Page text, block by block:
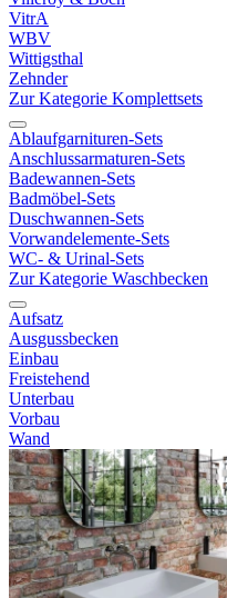
VitrA
WBV
Wittigsthal
Zehnder
Zur Kategorie Komplettsets
Ablaufgarnituren-Sets
Anschlussarmaturen-Sets
Badewannen-Sets
Badmöbel-Sets
Duschwannen-Sets
Vorwandelemente-Sets
WC- & Urinal-Sets
Zur Kategorie Waschbecken
Aufsatz
Ausgussbecken
Einbau
Freistehend
Unterbau
Vorbau
Wand